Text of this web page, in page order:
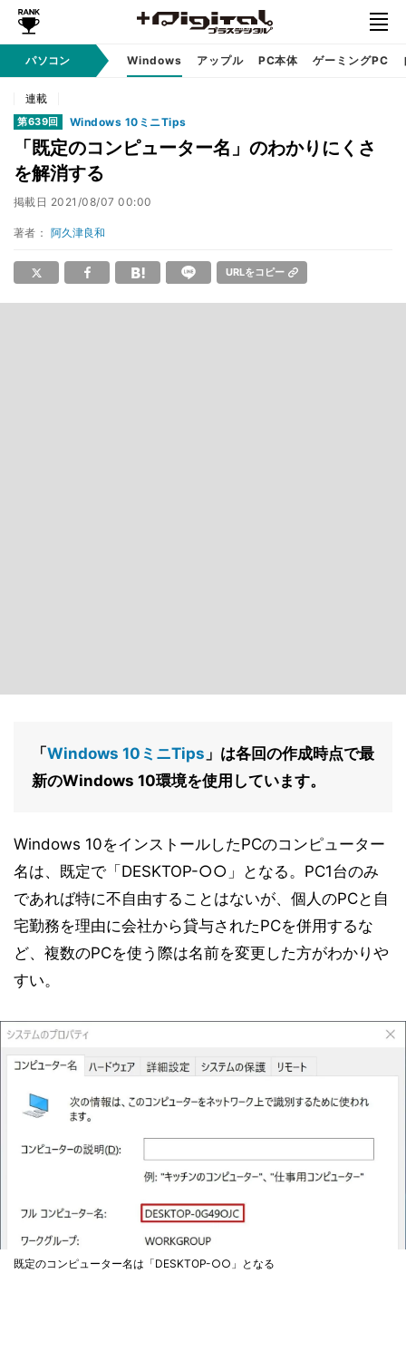
パソコン Windows アップル PC本体 ゲーミングPC
連載
第639回 Windows 10ミニTips
「既定のコンピューター名」のわかりにくさ
を解消する
掲載日 2021/08/07 00:00
著者： 阿久津良和
URLをコピー
「 Windows 10ミニTips 」は各回の作成時点で最
新のWindows 10環境を使用しています。
Windows 10をインストールしたPCのコンピューター
名は、既定で「DESKTOP-○○」となる。PC1台のみ
であれば特に不自由することはないが、個人のPCと自
宅勤務を理由に会社から貸与されたPCを併用するな
ど、複数のPCを使う際は名前を変更した方がわかりや
すい。
既定のコンピューター名は「DESKTOP-○○」となる